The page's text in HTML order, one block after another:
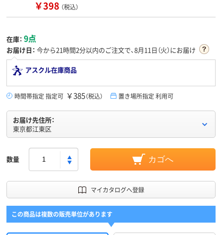
￥398 （税込）
在庫： 9点
お届け日： 今から21時間2分以内のご注文で、8月11日（火）にお届け
アスクル在庫商品
時間帯指定 指定可 ￥385（税込） 置き場所指定 利用可
お届け先住所：
東京都江東区
数量 カゴへ
マイカタログへ登録
この商品は複数の販売単位があります